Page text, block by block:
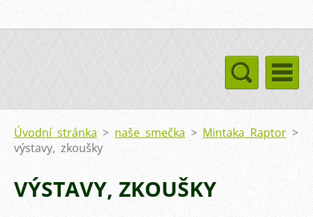
Úvodní stránka > naše smečka > Mintaka Raptor >
výstavy, zkoušky
VÝSTAVY, ZKOUŠKY